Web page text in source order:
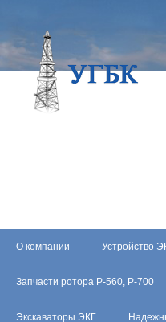
О компании Устройство
Запчасти ротора Р-560, Р-700
Экскаваторы ЭКГ